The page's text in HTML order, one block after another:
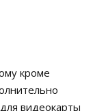
кроме
видеокарты